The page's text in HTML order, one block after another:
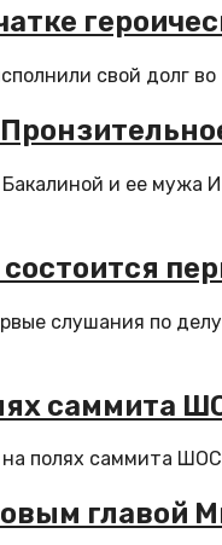
свой долг
и ее мужа
слушания по
саммита
полях саммита
главой